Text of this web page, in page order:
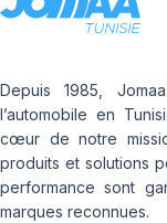
Depuis 1985,
l’automobile en
cœur de notre
produits et solutions
performance sont
marques reconnues.